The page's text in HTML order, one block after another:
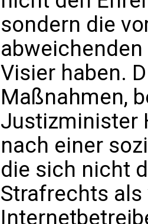
sondern die
Visier haben.
Maßnahmen,
Justizminister
nach einer
die sich nicht
Strafrechts